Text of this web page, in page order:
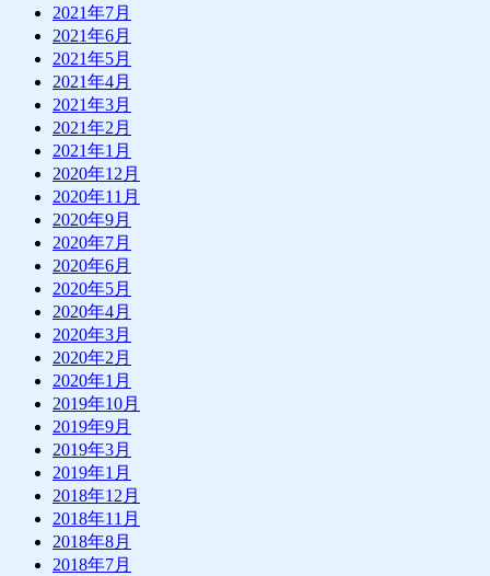
2021年7月
2021年6月
2021年5月
2021年4月
2021年3月
2021年2月
2021年1月
2020年12月
2020年11月
2020年9月
2020年7月
2020年6月
2020年5月
2020年4月
2020年3月
2020年2月
2020年1月
2019年10月
2019年9月
2019年3月
2019年1月
2018年12月
2018年11月
2018年8月
2018年7月